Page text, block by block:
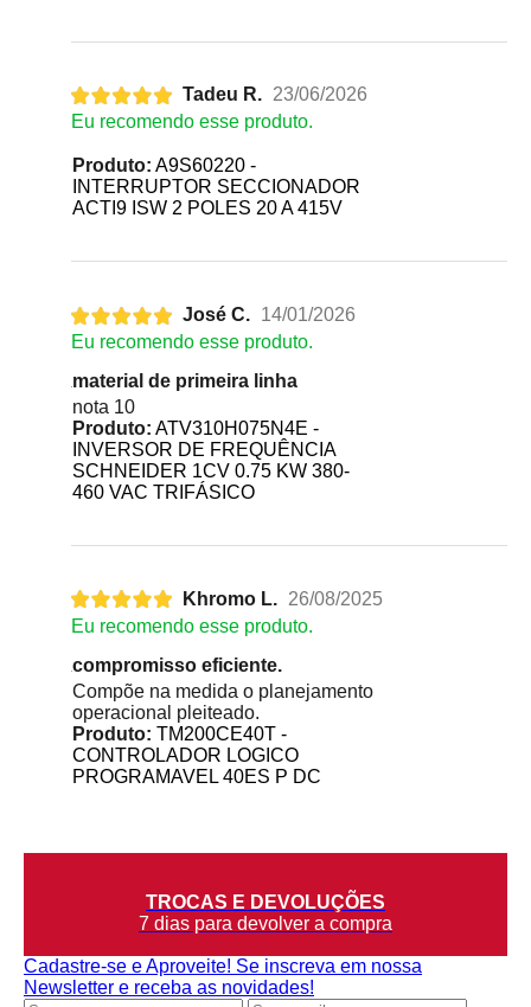
Tadeu R. 23/06/2026
Eu recomendo esse produto.
Produto: A9S60220 -
INTERRUPTOR SECCIONADOR
ACTI9 ISW 2 POLES 20 A 415V
José C. 14/01/2026
Eu recomendo esse produto.
material de primeira linha
nota 10
Produto: ATV310H075N4E -
INVERSOR DE FREQUÊNCIA
SCHNEIDER 1CV 0.75 KW 380-
460 VAC TRIFÁSICO
Khromo L. 26/08/2025
Eu recomendo esse produto.
compromisso eficiente.
Compõe na medida o planejamento
operacional pleiteado.
Produto: TM200CE40T -
CONTROLADOR LOGICO
PROGRAMAVEL 40ES P DC
TROCAS E DEVOLUÇÕES
7 dias para devolver a compra
Cadastre-se e Aproveite! Se inscreva em nossa
Newsletter e receba as novidades!